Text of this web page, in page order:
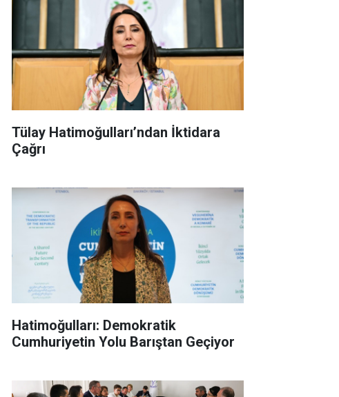
Tülay Hatimoğulları’ndan İktidara
Çağrı
Hatimoğulları: Demokratik
Cumhuriyetin Yolu Barıştan Geçiyor